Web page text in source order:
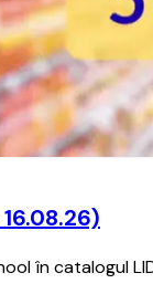
în catalogul